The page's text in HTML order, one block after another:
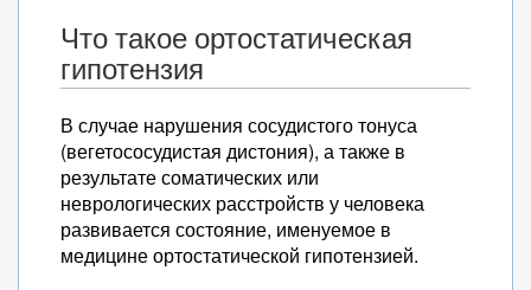
Что такое ортостатическая
гипотензия
В случае нарушения сосудистого тонуса
(вегетососудистая дистония), а также в
результате соматических или
неврологических расстройств у человека
развивается состояние, именуемое в
медицине ортостатической гипотензией.